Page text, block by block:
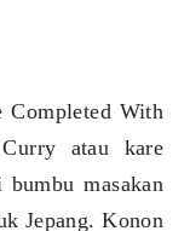
Completed With
atau kare
bumbu masakan
Jepang. Konon